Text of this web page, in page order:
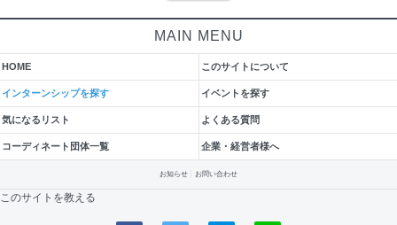
MAIN MENU
HOME このサイトについて
インターンシップを探す イベントを探す
気になるリスト よくある質問
コーディネート団体一覧 企業・経営者様へ
お知らせ お問い合わせ
このサイトを教える